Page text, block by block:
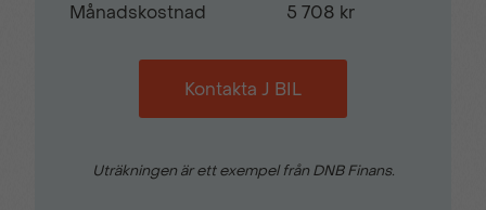
Månadskostnad
5 708 kr
Kontakta J BIL
Uträkningen är ett exempel från DNB Finans.